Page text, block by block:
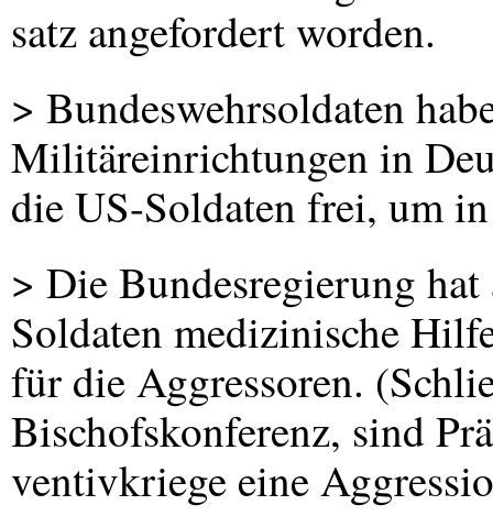
satz angefordert worden.
> Bundeswehrsoldaten
Militäreinrichtungen in
die US-Soldaten frei, um
> Die Bundesregierung
Soldaten medizinische
für die Aggressoren.
Bischofskonferenz, sind
ventivkriege eine